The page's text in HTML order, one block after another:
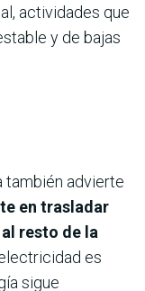
actividades que
y de bajas
también advierte
en trasladar
resto de la
es
sigue